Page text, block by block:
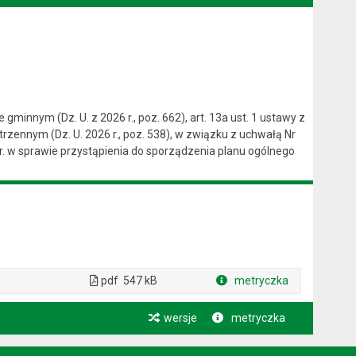
(Dz. U. z 2026 r., poz. 662), art. 13a ust. 1 ustawy z
(Dz. U. 2026 r., poz. 538), w związku z uchwałą Nr
w sprawie przystąpienia do sporządzenia planu ogólnego
pdf 547 kB metryczka
wersje metryczka